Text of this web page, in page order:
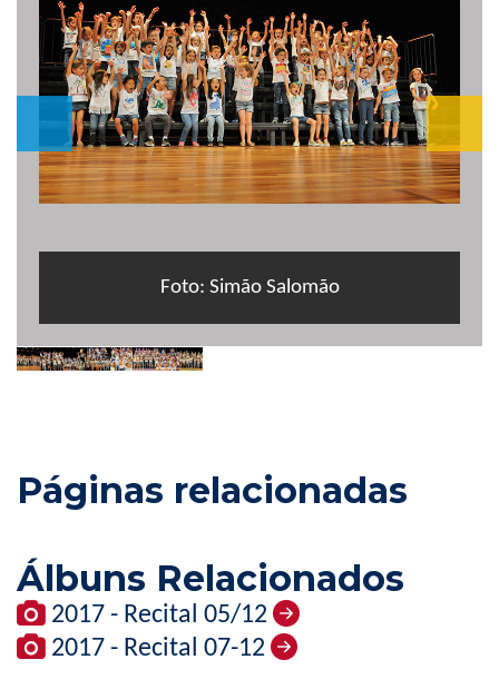
Foto: Simão Salomão
Páginas relacionadas
Álbuns Relacionados
2017 - Recital 05/12
2017 - Recital 07-12